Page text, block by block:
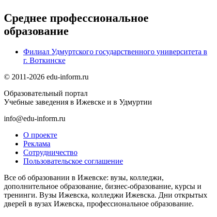
Среднее профессиональное
образование
Филиал Удмуртского государственного университета в
г. Воткинске
© 2011-2026 edu-inform.ru
Образовательный портал
Учебные заведения в Ижевске и в Удмуртии
info@edu-inform.ru
О проекте
Реклама
Сотрудничество
Пользовательское соглашение
Все об образовании в Ижевске: вузы, колледжи,
дополнительное образование, бизнес-образование, курсы и
тренинги. Вузы Ижевска, колледжи Ижевска. Дни открытых
дверей в вузах Ижевска, профессиональное образование.